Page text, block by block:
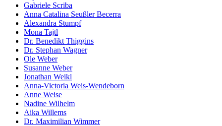
Gabriele Scriba
Anna Catalina Seußler Becerra
Alexandra Stumpf
Mona Tajtl
Dr. Benedikt Thiggins
Dr. Stephan Wagner
Ole Weber
Susanne Weber
Jonathan Weikl
Anna-Victoria Weis-Wendeborn
Anne Weise
Nadine Wilhelm
Aika Willems
Dr. Maximilian Wimmer